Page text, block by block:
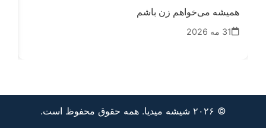
همیشه می‌خواهم زن باشم
31 مه 2026
© ۲۰۲۶ شیشه میدیا. همه حقوق محفوظ است.